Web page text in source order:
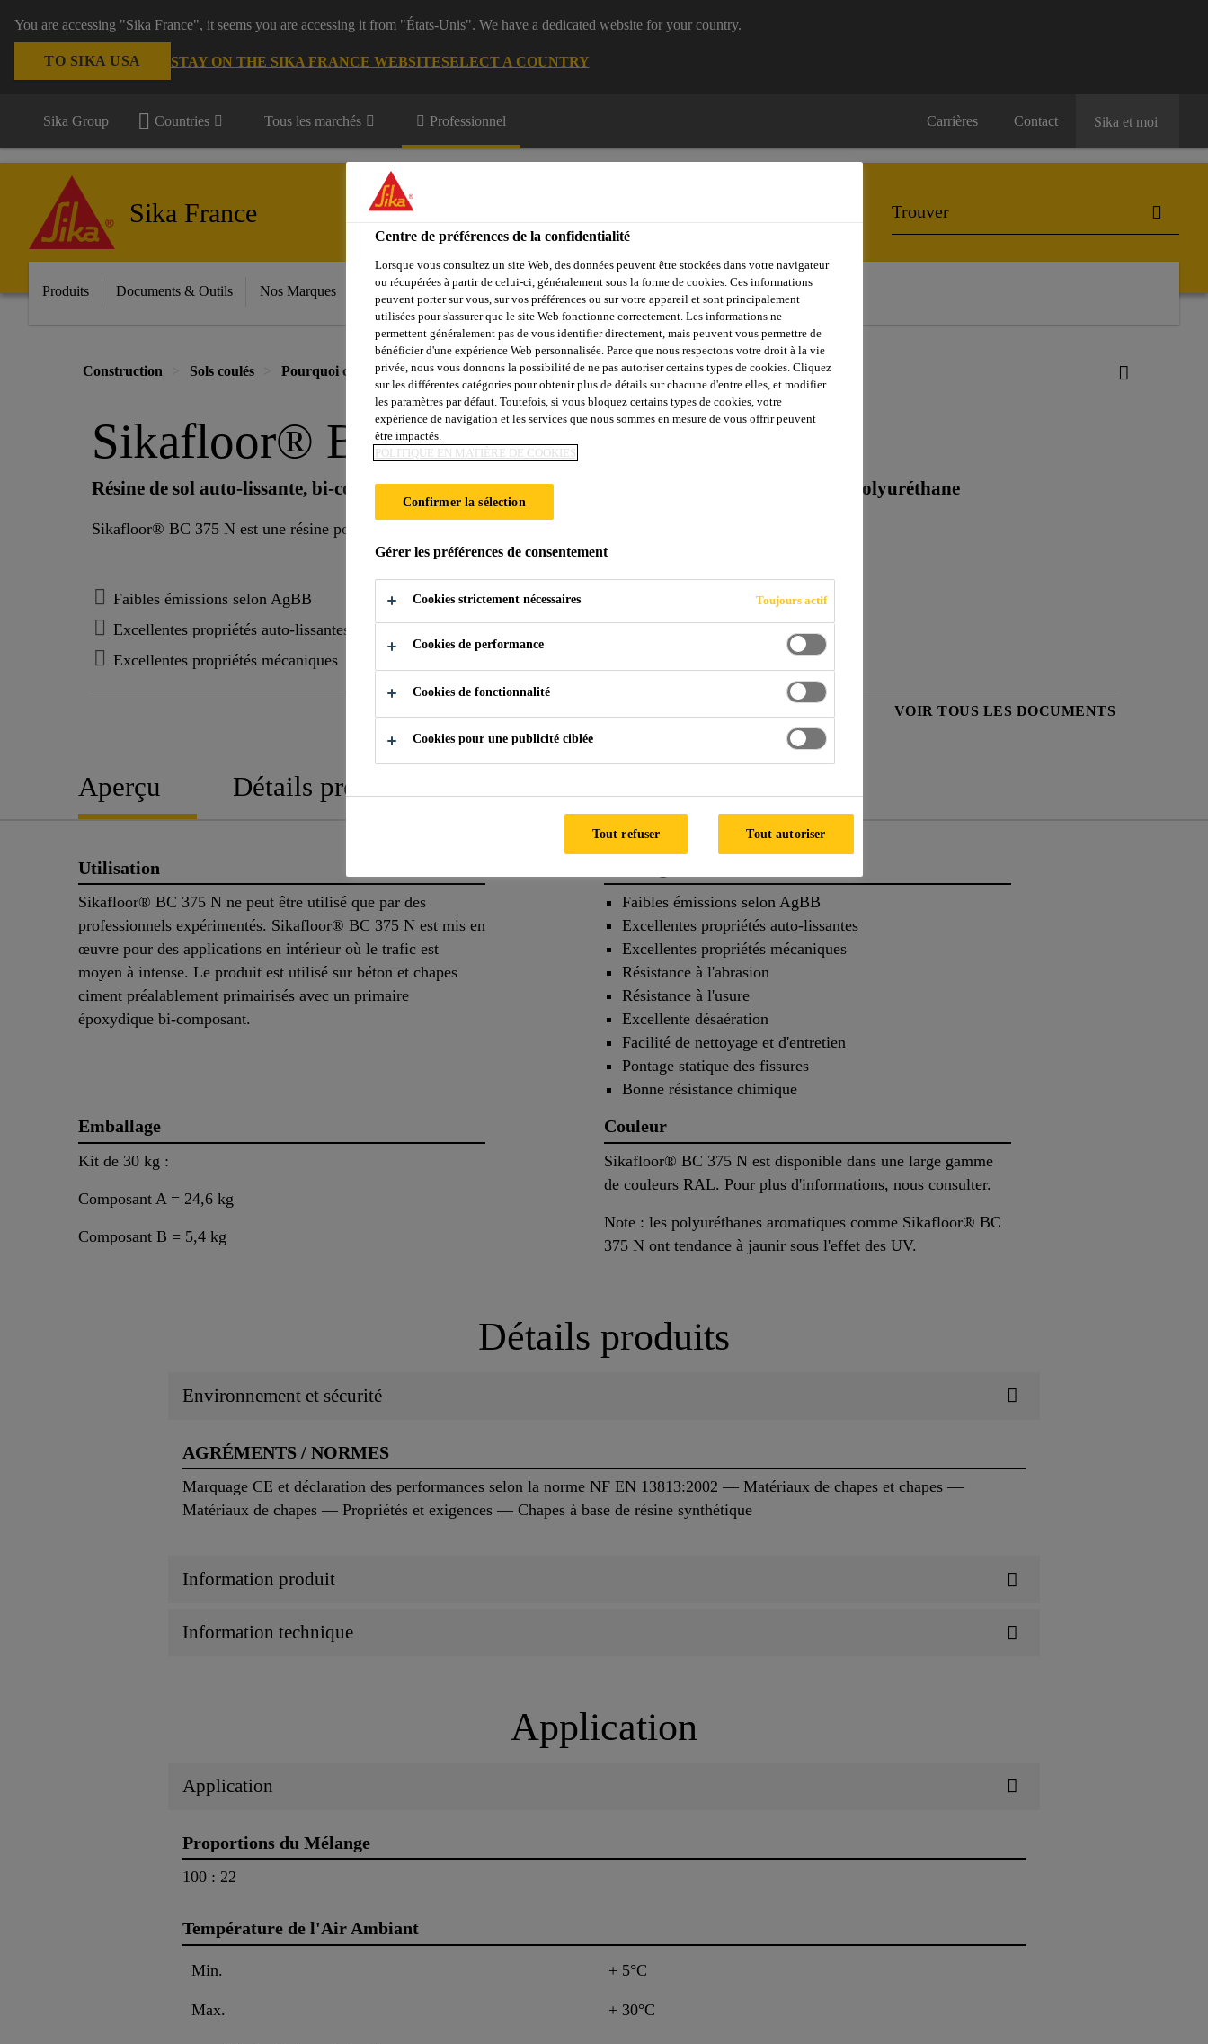
You are accessing "Sika France", it seems you are accessing it from "États-Unis". We have a dedicated website for your country.
TO SIKA USA STAY ON THE SIKA FRANCE WEBSITESELECT A COUNTRY
Sika Group Countries Tous les marchés Professionnel Carrières Contact Sika et moi
Sika France
Produits Documents & Outils Nos Marques Espace Membres Formations A propos de nous
Construction Sols coulés Pourquoi choisir de la résine décorative ? Coloris uni Sikafloor® BC 375 N
Sikafloor® BC 375 N
Résine de sol auto-lissante, bi-composante, colorée, à faible émission et sans solvant, à base de polyuréthane
Sikafloor® BC 375 N est une résine polyuréthane chargée, colorée, à faibles émissions et sans solvant, auto-lissante.
Faibles émissions selon AgBB
Excellentes propriétés auto-lissantes
Excellentes propriétés mécaniques
VOIR TOUS LES DOCUMENTS
Aperçu Détails produits
Utilisation
Sikafloor® BC 375 N ne peut être utilisé que par des
professionnels expérimentés. Sikafloor® BC 375 N est mis en
œuvre pour des applications en intérieur où le trafic est
moyen à intense. Le produit est utilisé sur béton et chapes
ciment préalablement primairisés avec un primaire
époxydique bi-composant.
Faibles émissions selon AgBB
Excellentes propriétés auto-lissantes
Excellentes propriétés mécaniques
Résistance à l'abrasion
Résistance à l'usure
Excellente désaération
Facilité de nettoyage et d'entretien
Pontage statique des fissures
Bonne résistance chimique
Emballage
Kit de 30 kg :
Composant A = 24,6 kg
Composant B = 5,4 kg
Couleur
Sikafloor® BC 375 N est disponible dans une large gamme
de couleurs RAL. Pour plus d'informations, nous consulter.
Note : les polyuréthanes aromatiques comme Sikafloor® BC
375 N ont tendance à jaunir sous l'effet des UV.
Détails produits
Environnement et sécurité
AGRÉMENTS / NORMES
Marquage CE et déclaration des performances selon la norme NF EN 13813:2002 — Matériaux de chapes et chapes —
Matériaux de chapes — Propriétés et exigences — Chapes à base de résine synthétique
Information produit
Information technique
Application
Application
Proportions du Mélange
100 : 22
Température de l'Air Ambiant
Min. + 5°C
Max. + 30°C
Centre de préférences de la confidentialité
Lorsque vous consultez un site Web, des données peuvent être stockées dans votre navigateur
ou récupérées à partir de celui-ci, généralement sous la forme de cookies. Ces informations
peuvent porter sur vous, sur vos préférences ou sur votre appareil et sont principalement
utilisées pour s'assurer que le site Web fonctionne correctement. Les informations ne
permettent généralement pas de vous identifier directement, mais peuvent vous permettre de
bénéficier d'une expérience Web personnalisée. Parce que nous respectons votre droit à la vie
privée, nous vous donnons la possibilité de ne pas autoriser certains types de cookies. Cliquez
sur les différentes catégories pour obtenir plus de détails sur chacune d'entre elles, et modifier
les paramètres par défaut. Toutefois, si vous bloquez certains types de cookies, votre
expérience de navigation et les services que nous sommes en mesure de vous offrir peuvent
être impactés.
POLITIQUE EN MATIÈRE DE COOKIES
Confirmer la sélection
Gérer les préférences de consentement
Cookies strictement nécessaires Toujours actif
Cookies de performance
Cookies de fonctionnalité
Cookies pour une publicité ciblée
Tout refuser Tout autoriser